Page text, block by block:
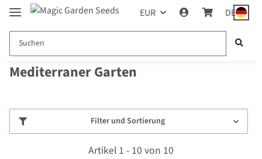
EUR DE
Mediterraner Garten
Filter und Sortierung
Artikel 1 - 10 von 10